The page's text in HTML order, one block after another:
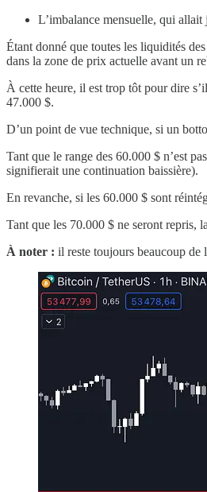
L’imbalance mensuelle, qui
Étant donné que toutes les liquidités
dans la zone de prix actuelle avant un
À cette heure, il est trop tôt pour dire
47.000 $.
D’un point de vue technique, si un
Tant que le range des 60.000 $ n’est
signifierait une continuation baissière).
En revanche, si les 60.000 $ sont
Tant que les 70.000 $ ne seront repris,
À noter : il reste toujours beaucoup de